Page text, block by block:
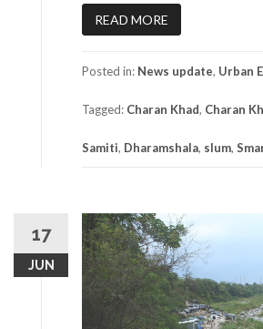
READ MORE
Posted in: News update, Urban
Tagged: Charan Khad, Charan
Samiti, Dharamshala, slum,
17
JUN